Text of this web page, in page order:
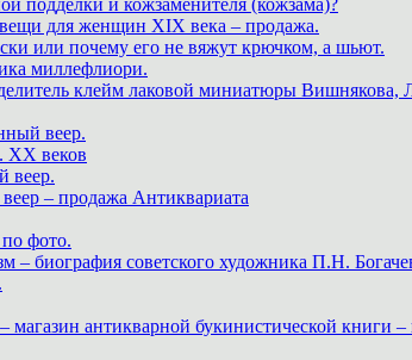
подделки и кожзаменителя (кожзама)?
для женщин XIX века – продажа.
или почему его не вяжут крючком, а шьют.
миллефлиори.
клейм лаковой миниатюры Вишнякова,
веер.
XX веков
веер.
– продажа Антиквариата
фото.
биография советского художника П.Н.
магазин антикварной букинистической книги